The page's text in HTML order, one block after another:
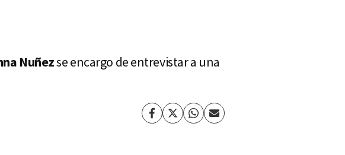
Nuñezse encargo de entrevistar a una
Facebook
TwitterWhatsapp
Enviar